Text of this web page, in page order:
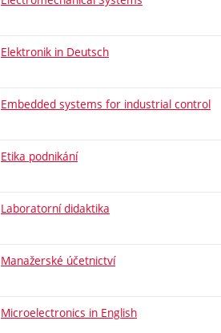
Elektronik in Deutsch
Embedded systems for industrial control
Etika podnikání
Laboratorní didaktika
Manažerské účetnictví
Microelectronics in English